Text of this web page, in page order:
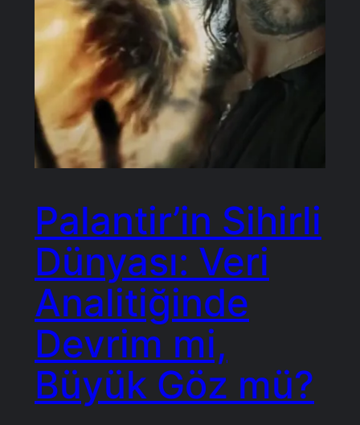
Palantir’in Sihirli
Dünyası: Veri
Analitiğinde
Devrim mi,
Büyük Göz mü?